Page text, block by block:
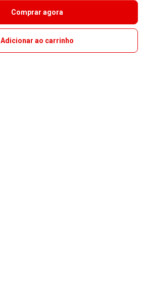
Comprar agora
Adicionar ao carrinho